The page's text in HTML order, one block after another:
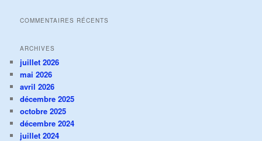
COMMENTAIRES RÉCENTS
ARCHIVES
juillet 2026
mai 2026
avril 2026
décembre 2025
octobre 2025
décembre 2024
juillet 2024